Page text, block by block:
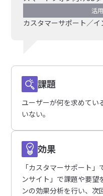
活
カスタマーサポート／イ
課題
ユーザーが何を求めてい
いない。
効果
「カスタマーサポート
ンサイト」で課題や要望
ンの効果分析を行い、次